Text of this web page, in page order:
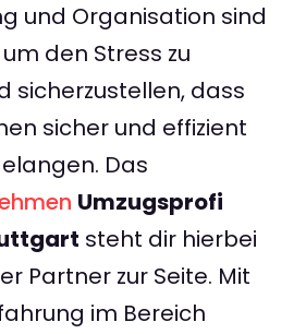
und Organisation sind
den Stress zu
sicherzustellen, dass
sicher und effizient
Das
Umzugsprofi
steht dir hierbei
Partner zur Seite. Mit
im Bereich